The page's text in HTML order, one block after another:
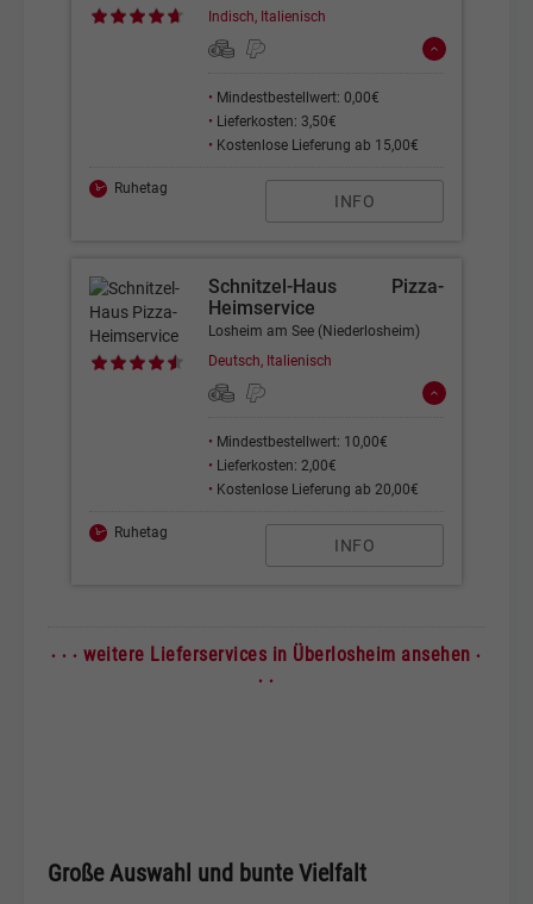
Indisch, Italienisch
• Mindestbestellwert: 0,00€
• Lieferkosten: 3,50€
• Kostenlose Lieferung ab 15,00€
Ruhetag
INFO
Schnitzel-Haus Pizza-
Heimservice
Losheim am See (Niederlosheim)
Deutsch, Italienisch
• Mindestbestellwert: 10,00€
• Lieferkosten: 2,00€
• Kostenlose Lieferung ab 20,00€
Ruhetag
INFO
· · · weitere Lieferservices in Überlosheim ansehen·
· ·
Große Auswahl und bunte Vielfalt